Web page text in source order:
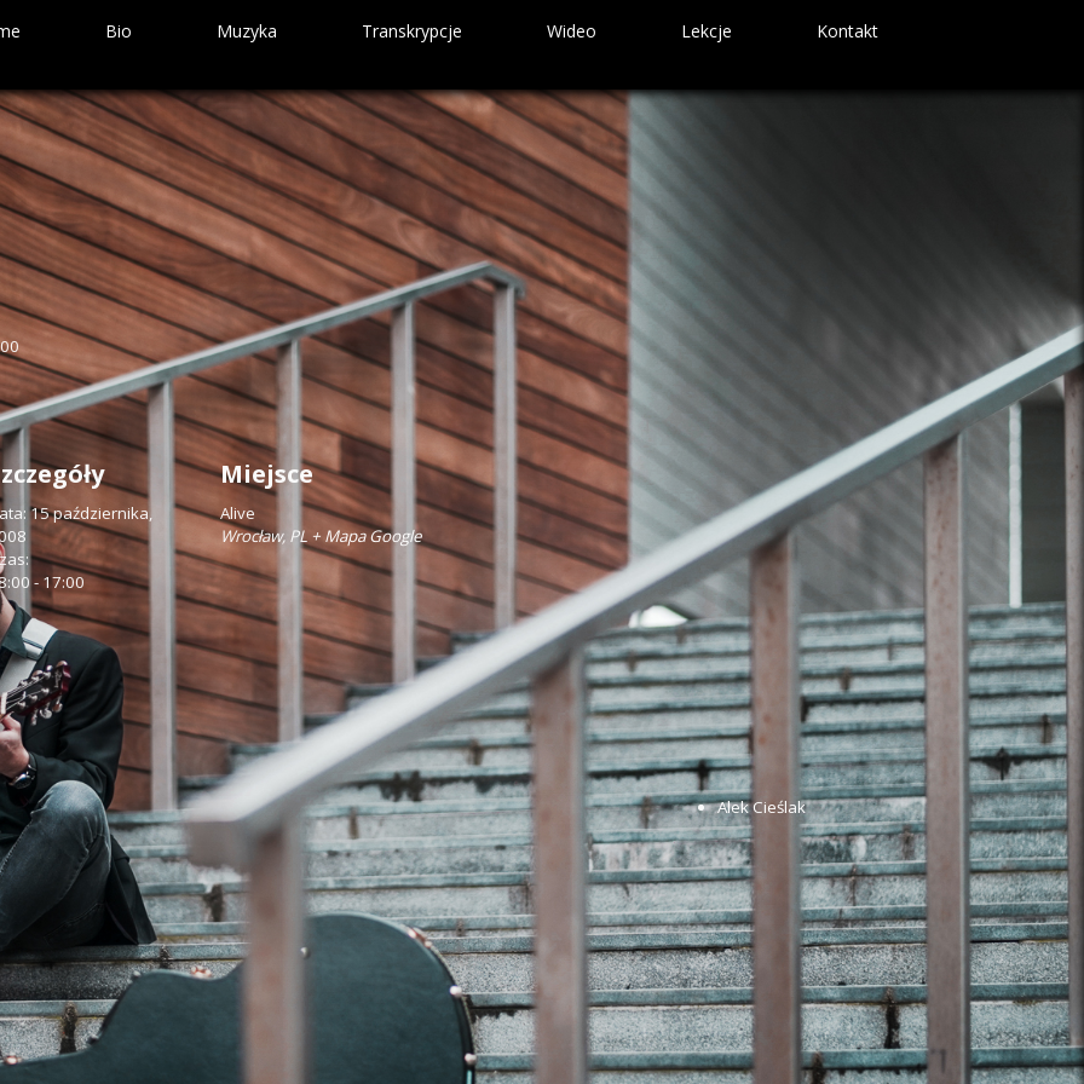
Bio
Muzyka
String Connection Tribute
Transkrypcje Wideo Lekcje Kontakt
15 października,
- 17:00
Miejsce
Alive
Wrocław, PL + Mapa Google
Alek Cieślak